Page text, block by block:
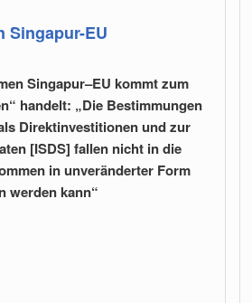
Singapur-EU
Singapur–EU kommt zum
handelt: „Die Bestimmungen
Direktinvestitionen und zur
[ISDS] fallen nicht in die
in unveränderter Form
werden kann“